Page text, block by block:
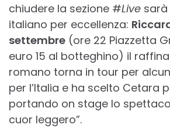
chiudere la sezione #Live
italiano per eccellenza:
settembre (ore 22 Piazzetta
euro 15 al botteghino) il
romano torna in tour per
per l’Italia e ha scelto Cetara
portando on stage lo
cuor leggero”.